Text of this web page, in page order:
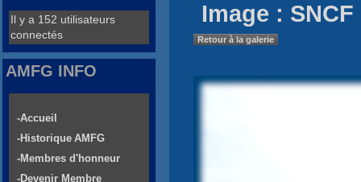
Image :
Retour à la galerie
Il y a 152 utilisateurs
connectés
AMFG INFO
-Accueil
-Historique AMFG
-Membres d'honneur
-Devenir Membre